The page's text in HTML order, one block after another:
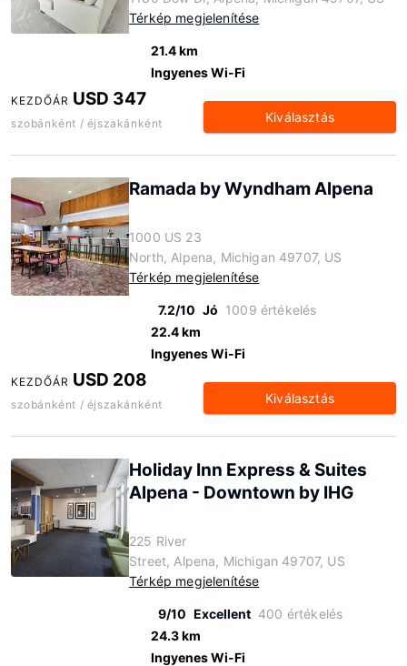
Térkép megjelenítése
21.4 km
Ingyenes Wi-Fi
KEZDŐÁR USD 347
szobánként / éjszakánként Kiválasztás
Ramada by Wyndham Alpena
1000 US 23
North, Alpena, Michigan 49707, US
Térkép megjelenítése
7.2/10 Jó 1009 értékelés
22.4 km
Ingyenes Wi-Fi
KEZDŐÁR USD 208
szobánként / éjszakánként Kiválasztás
Holiday Inn Express & Suites
Alpena - Downtown by IHG
225 River
Street, Alpena, Michigan 49707, US
Térkép megjelenítése
9/10 Excellent 400 értékelés
24.3 km
Ingyenes Wi-Fi